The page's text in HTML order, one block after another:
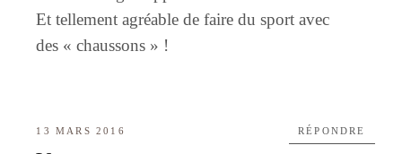
Et tellement agréable de faire du sport avec
des « chaussons » !
13 MARS 2016 RÉPONDRE